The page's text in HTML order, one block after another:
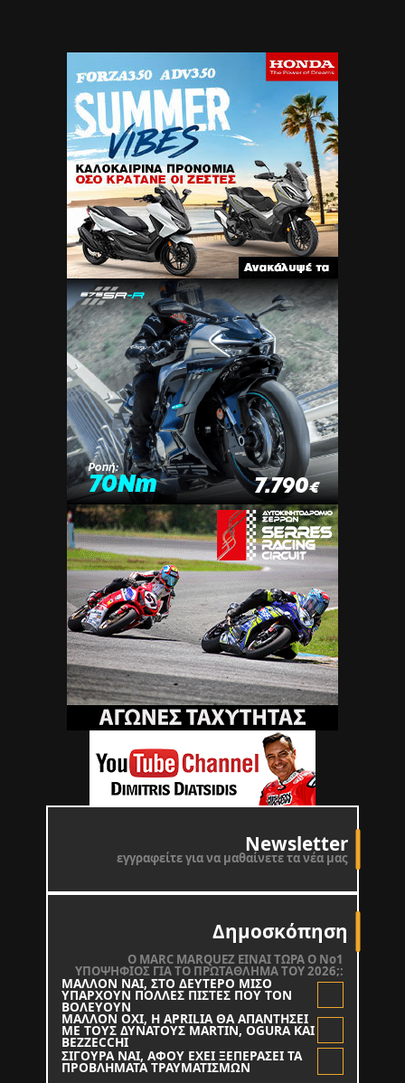
Newsletter
εγγραφείτε για να μαθαίνετε τα νέα μας
Δημοσκόπηση
O MARC MARQUEZ ΕΙΝΑΙ ΤΩΡΑ Ο Νο1
ΥΠΟΨΗΦΙΟΣ ΓΙΑ ΤΟ ΠΡΩΤΑΘΛΗΜΑ ΤΟΥ 2026;:
ΜΑΛΛΟΝ ΝΑΙ, ΣΤΟ ΔΕΥΤΕΡΟ ΜΙΣΟ
ΥΠΑΡΧΟΥΝ ΠΟΛΛΕΣ ΠΙΣΤΕΣ ΠΟΥ ΤΟΝ
ΒΟΛΕΥΟΥΝ
ΜΑΛΛΟΝ ΟΧΙ, Η APRILIA ΘΑ ΑΠΑΝΤΗΣΕΙ
ΜΕ ΤΟΥΣ ΔΥΝΑΤΟΥΣ MARTIN, OGURA KAI
BEZZECCHI
ΣΙΓΟΥΡΑ ΝΑΙ, ΑΦΟΥ ΕΧΕΙ ΞΕΠΕΡΑΣΕΙ ΤΑ
ΠΡΟΒΛΗΜΑΤΑ ΤΡΑΥΜΑΤΙΣΜΩΝ